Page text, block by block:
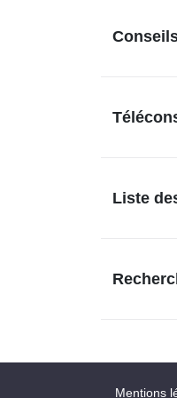
Liste
Mentions